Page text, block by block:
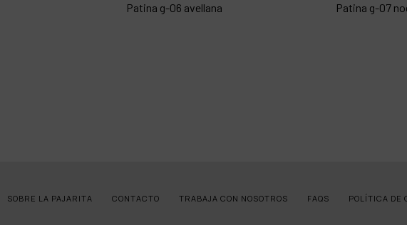
Patina g-06 avellana Patina g-07
SOBRE LA PAJARITA CONTACTO TRABAJA CON NOSOTROS FAQS
POLÍTICA DE